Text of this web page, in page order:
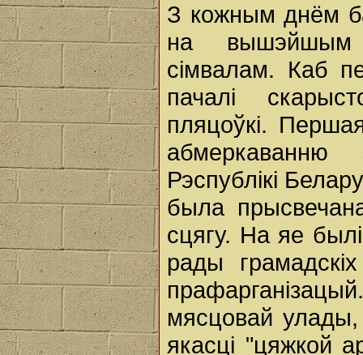
З кожным днём
на вышэйшым
сімвалам. Каб
пачалі
пляцоўкі.
Рэспублікі
была
сцягу. На яе
рады
мясцовай
якасці "цяжкой